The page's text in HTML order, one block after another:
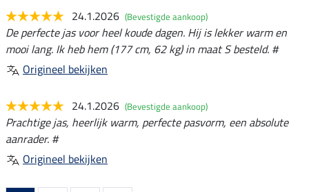
24.1.2026 (Bevestigde aankoop)
De perfecte jas voor heel koude dagen. Hij is lekker warm en
mooi lang. Ik heb hem (177 cm, 62 kg) in maat S besteld. #
Origineel bekijken
24.1.2026 (Bevestigde aankoop)
Prachtige jas, heerlijk warm, perfecte pasvorm, een absolute
aanrader. #
Origineel bekijken